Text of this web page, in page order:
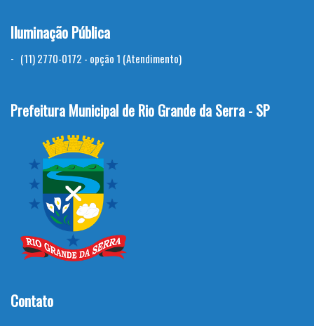
Iluminação Pública
(11) 2770-0172 - opção 1 (Atendimento)
Prefeitura Municipal de Rio Grande da Serra - SP
Contato